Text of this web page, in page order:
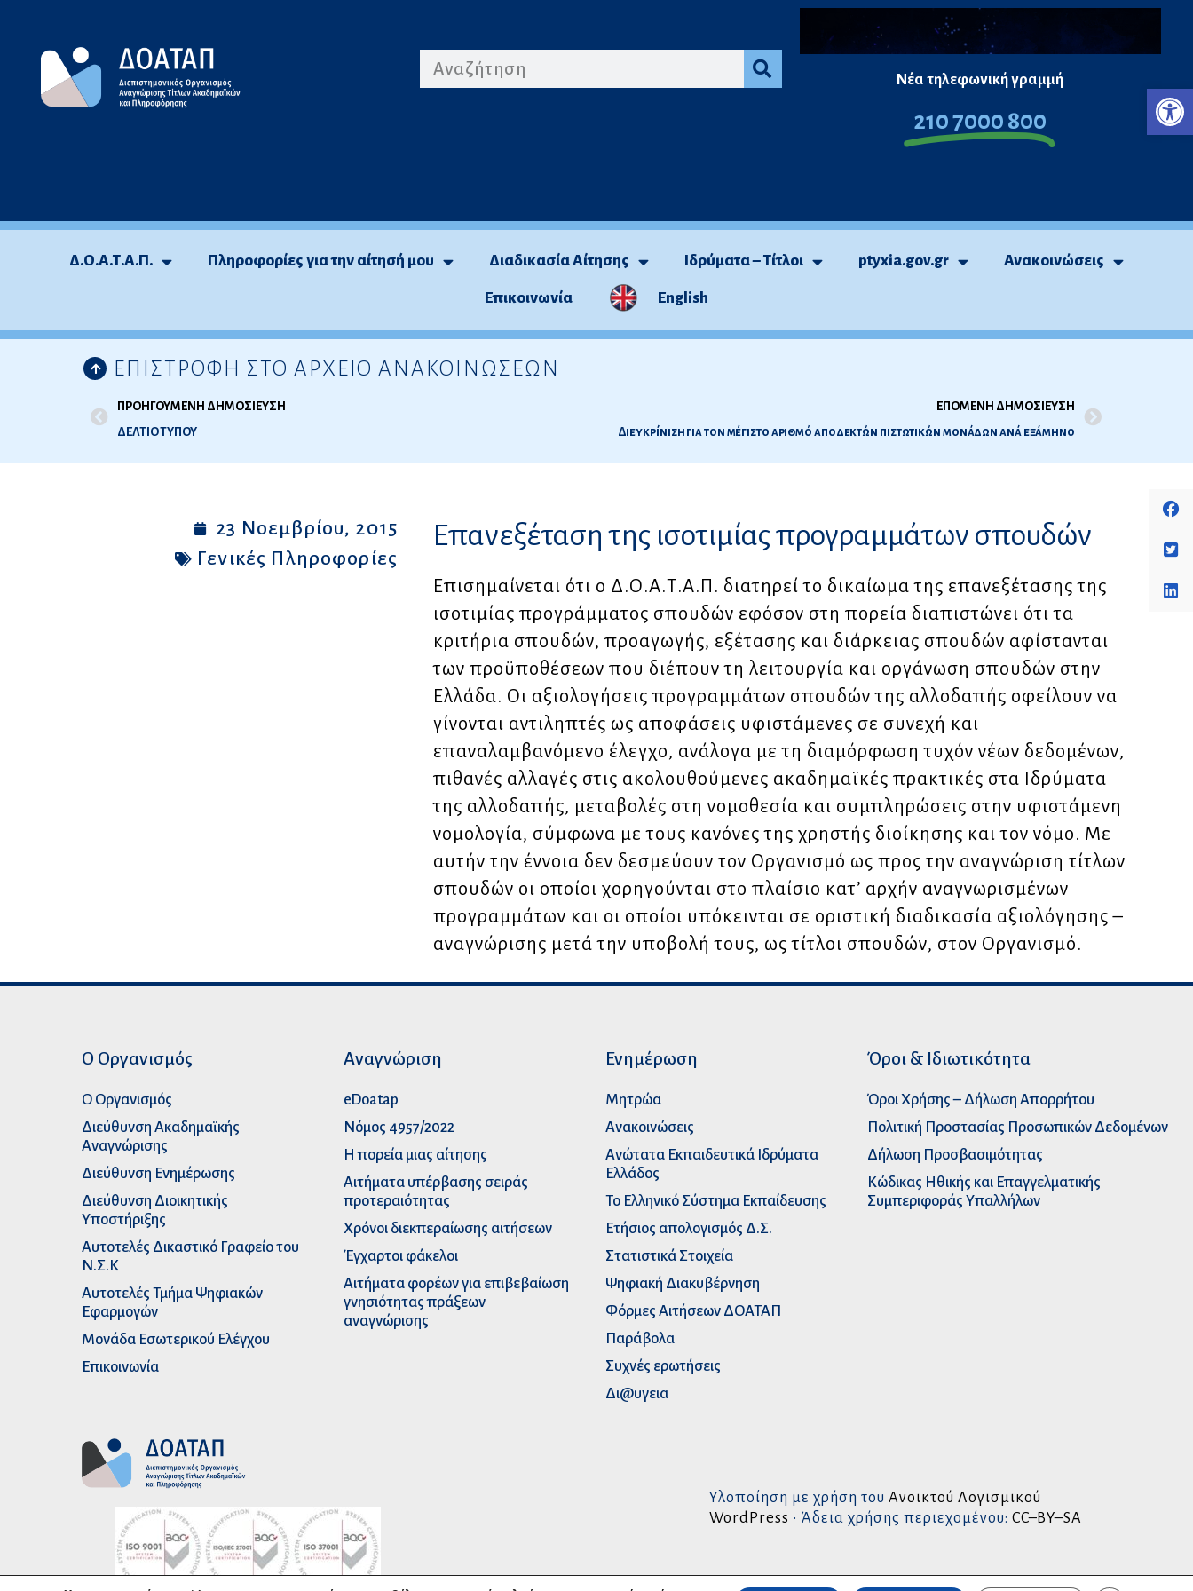
περιεχόμενο
Νέα τηλεφωνική γραμμή
210 7000 800
Δ.Ο.Α.Τ.Α.Π. Πληροφορίες για την αίτησή μου Διαδικασία Αίτησης Ιδρύματα – Τίτλοι ptyxia.gov.gr Ανακοινώσεις
Επικοινωνία English
ΕΠΙΣΤΡΟΦΗ ΣΤΟ ΑΡΧΕΙΟ ΑΝΑΚΟΙΝΩΣΕΩΝ
ΠΡΟΗΓΟΥΜΕΝΗ ΔΗΜΟΣΙΕΥΣΗ
ΔΕΛΤΙΟ ΤΥΠΟΥ
ΕΠΟΜΕΝΗ ΔΗΜΟΣΙΕΥΣΗ
Διευκρίνιση για τον μέγιστο αριθμό αποδεκτών πιστωτικών μονάδων ανά εξάμηνο
23 Νοεμβρίου, 2015
Γενικές Πληροφορίες
Επανεξέταση της ισοτιμίας προγραμμάτων σπουδών
Επισημαίνεται ότι ο Δ.Ο.Α.Τ.Α.Π. διατηρεί το δικαίωμα της επανεξέτασης της
ισοτιμίας προγράμματος σπουδών εφόσον στη πορεία διαπιστώνει ότι τα
κριτήρια σπουδών, προαγωγής, εξέτασης και διάρκειας σπουδών αφίστανται
των προϋποθέσεων που διέπουν τη λειτουργία και οργάνωση σπουδών στην
Ελλάδα. Οι αξιολογήσεις προγραμμάτων σπουδών της αλλοδαπής οφείλουν να
γίνονται αντιληπτές ως αποφάσεις υφιστάμενες σε συνεχή και
επαναλαμβανόμενο έλεγχο, ανάλογα με τη διαμόρφωση τυχόν νέων δεδομένων,
πιθανές αλλαγές στις ακολουθούμενες ακαδημαϊκές πρακτικές στα Ιδρύματα
της αλλοδαπής, μεταβολές στη νομοθεσία και συμπληρώσεις στην υφιστάμενη
νομολογία, σύμφωνα με τους κανόνες της χρηστής διοίκησης και τον νόμο. Με
αυτήν την έννοια δεν δεσμεύουν τον Οργανισμό ως προς την αναγνώριση τίτλων
σπουδών οι οποίοι χορηγούνται στο πλαίσιο κατ’ αρχήν αναγνωρισμένων
προγραμμάτων και οι οποίοι υπόκεινται σε οριστική διαδικασία αξιολόγησης –
αναγνώρισης μετά την υποβολή τους, ως τίτλοι σπουδών, στον Οργανισμό.
Ο Οργανισμός
Ο Οργανισμός
Διεύθυνση Ακαδημαϊκής
Αναγνώρισης
Διεύθυνση Ενημέρωσης
Διεύθυνση Διοικητικής
Υποστήριξης
Αυτοτελές Δικαστικό Γραφείο του
Ν.Σ.Κ
Αυτοτελές Τμήμα Ψηφιακών
Εφαρμογών
Μονάδα Εσωτερικού Ελέγχου
Επικοινωνία
Αναγνώριση
eDoatap
Νόμος 4957/2022
Η πορεία μιας αίτησης
Αιτήματα υπέρβασης σειράς
προτεραιότητας
Χρόνοι διεκπεραίωσης αιτήσεων
Έγχαρτοι φάκελοι
Αιτήματα φορέων για επιβεβαίωση
γνησιότητας πράξεων
αναγνώρισης
Ενημέρωση
Μητρώα
Ανακοινώσεις
Ανώτατα Eκπαιδευτικά Iδρύματα
Ελλάδος
Το Ελληνικό Σύστημα Εκπαίδευσης
Ετήσιος απολογισμός Δ.Σ.
Στατιστικά Στοιχεία
Ψηφιακή Διακυβέρνηση
Φόρμες Αιτήσεων ΔΟΑΤΑΠ
Παράβολα
Συχνές ερωτήσεις
Δι@υγεια
Όροι & Ιδιωτικότητα
Όροι Χρήσης – Δήλωση Απορρήτου
Πολιτική Προστασίας Προσωπικών Δεδομένων
Δήλωση Προσβασιμότητας
Κώδικας Ηθικής και Επαγγελματικής
Συμπεριφοράς Υπαλλήλων
Υλοποίηση με χρήση του Ανοικτού Λογισμικού
WordPress • Άδεια χρήσης περιεχομένου: CC–BY–SA